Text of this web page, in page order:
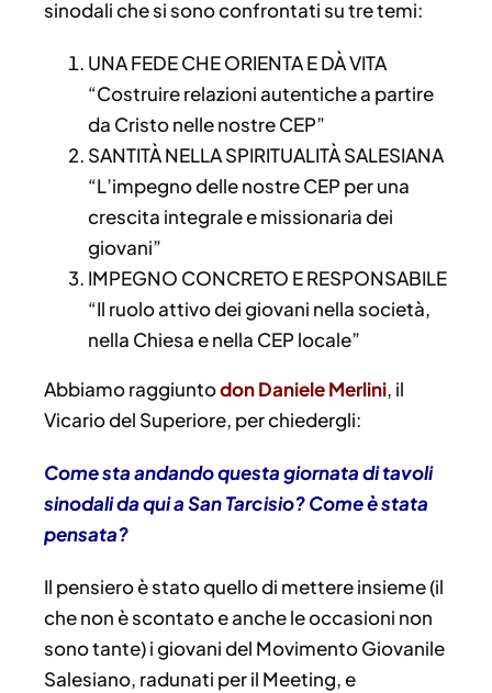
sinodali che si sono confrontati su tre temi:
UNA FEDE CHE ORIENTA E DÀ VITA
“Costruire relazioni autentiche a partire
da Cristo nelle nostre CEP”
SANTITÀ NELLA SPIRITUALITÀ SALESIANA
“L’impegno delle nostre CEP per una
crescita integrale e missionaria dei
giovani”
IMPEGNO CONCRETO E RESPONSABILE
“Il ruolo attivo dei giovani nella società,
nella Chiesa e nella CEP locale”
Abbiamo raggiuntodon Daniele Merlini, il
Vicario del Superiore, per chiedergli:
Come sta andando questa giornata di tavoli
sinodali da qui a San Tarcisio? Come è stata
pensata?
Il pensiero è stato quello di mettere insieme (il
che non è scontato e anche le occasioni non
sono tante) i giovani del Movimento Giovanile
Salesiano, radunati per il Meeting, e